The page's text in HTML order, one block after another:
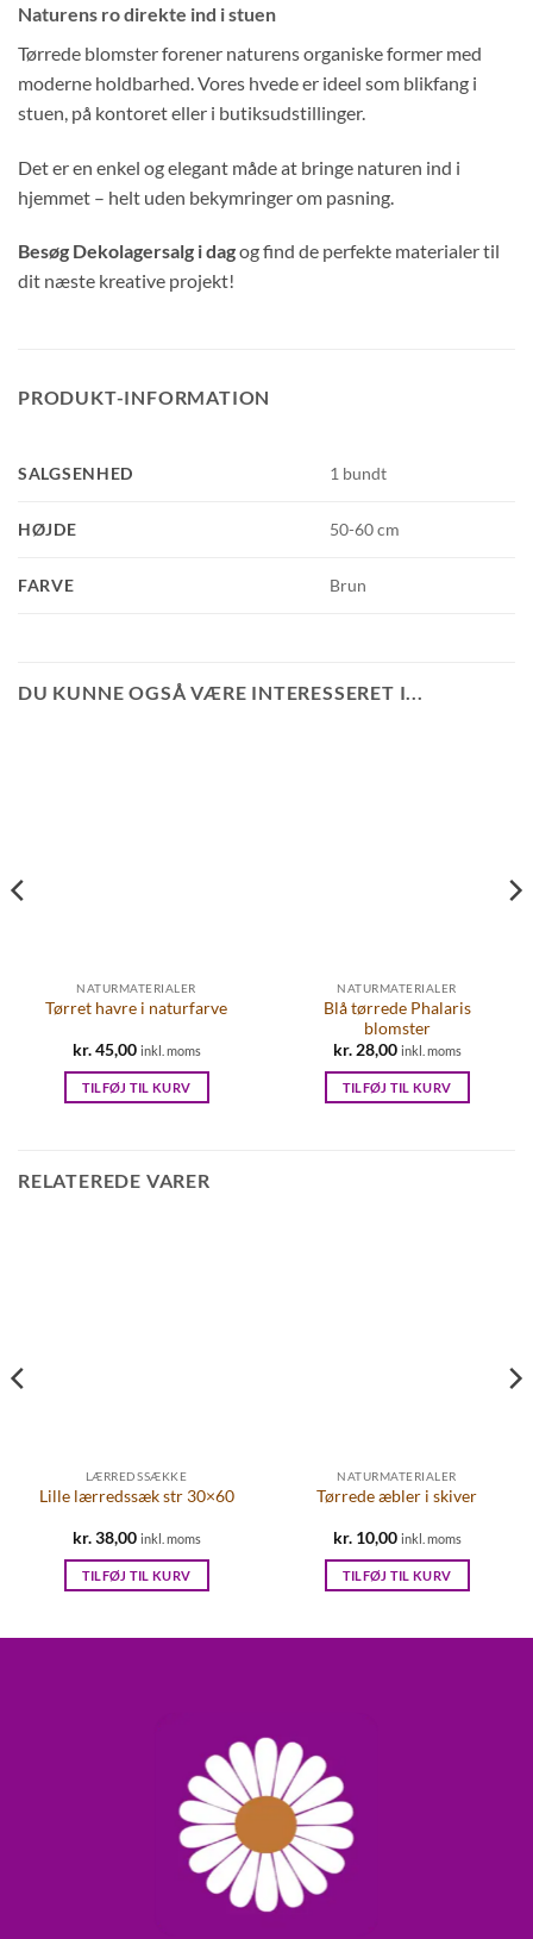
Naturens ro direkte ind i stuen
Tørrede blomster forener naturens organiske former med
moderne holdbarhed. Vores hvede er ideel som blikfang i
stuen, på kontoret eller i butiksudstillinger.
Det er en enkel og elegant måde at bringe naturen ind i
hjemmet – helt uden bekymringer om pasning.
Besøg Dekolagersalg i dagog find de perfekte materialer til
dit næste kreative projekt!
PRODUKT-INFORMATION
SALGSENHED 1 bundt
HØJDE 50-60 cm
FARVE Brun
DU KUNNE OGSÅ VÆRE INTERESSERET I...
NATURMATERIALER
Tørret havre i naturfarve
kr.45,00 inkl. moms
TILFØJ TIL KURV
NATURMATERIALER
Blå tørrede Phalaris
blomster
kr.28,00 inkl. moms
TILFØJ TIL KURV
RELATEREDE VARER
LÆRREDSSÆKKE
Lille lærredssæk str 30×60
kr.38,00 inkl. moms
TILFØJ TIL KURV
NATURMATERIALER
Tørrede æbler i skiver
kr.10,00 inkl. moms
TILFØJ TIL KURV